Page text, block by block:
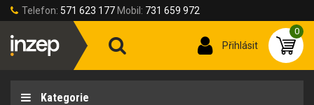
Telefon: 571 623 177 Mobil: 731 659 972
Přihlásit
0
Kategorie